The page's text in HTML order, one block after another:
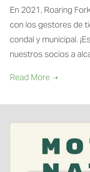
En 2021, Roaring
con los gestores de
condal y municipal.
nuestros socios a